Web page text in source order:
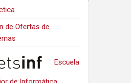
de Ofertas de
Escuela